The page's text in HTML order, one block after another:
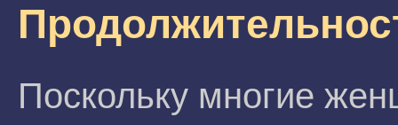
Поскольку многие